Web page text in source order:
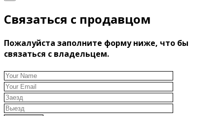
Связаться с продавцом
Пожалуйста заполните форму ниже, что бы
связаться с владельцем.